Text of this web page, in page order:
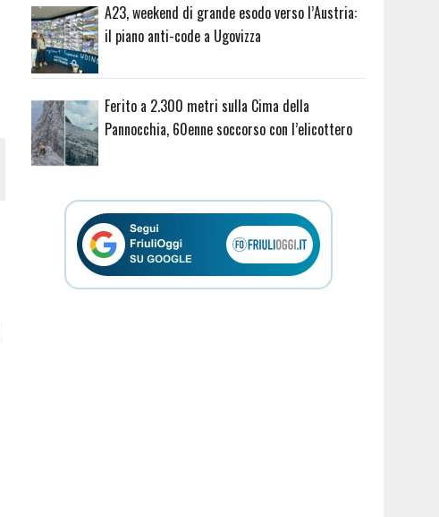
A23, weekend di grande esodo verso l’Austria:
il piano anti-code a Ugovizza
Ferito a 2.300 metri sulla Cima della
Pannocchia, 60enne soccorso con l’elicottero